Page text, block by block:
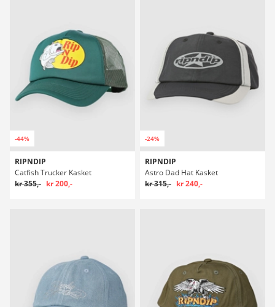
-44%
RIPNDIP
Catfish Trucker Kasket
kr 355,- kr 200,-
-24%
RIPNDIP
Astro Dad Hat Kasket
kr 315,- kr 240,-